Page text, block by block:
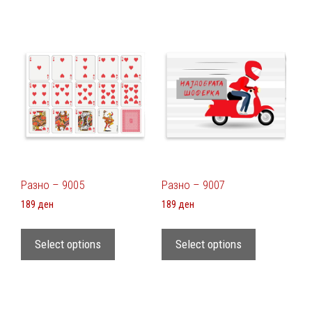
Разно – 9005
189 ден
Select options
Разно – 9007
189 ден
Select options